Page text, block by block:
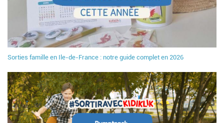
Sorties famille en Ile-de-France : notre guide complet en 2026